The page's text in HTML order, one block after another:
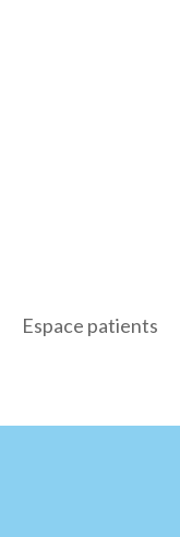
Espace patients